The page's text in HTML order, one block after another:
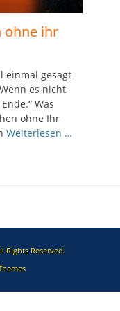
ohne ihr
einmal gesagt
es nicht
Was
ohne Ihr
Weiterlesen …
Rights Reserved.